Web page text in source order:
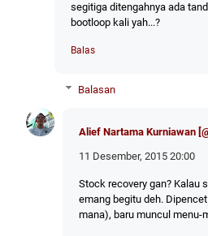
segitiga ditengahnya ada
bootloop kali yah...?
Balas
Balasan
Alief Nartama Kurniawan
11 Desember, 2015 20:00
Stock recovery gan? Kalau
emang begitu deh.
mana), baru muncul menu-